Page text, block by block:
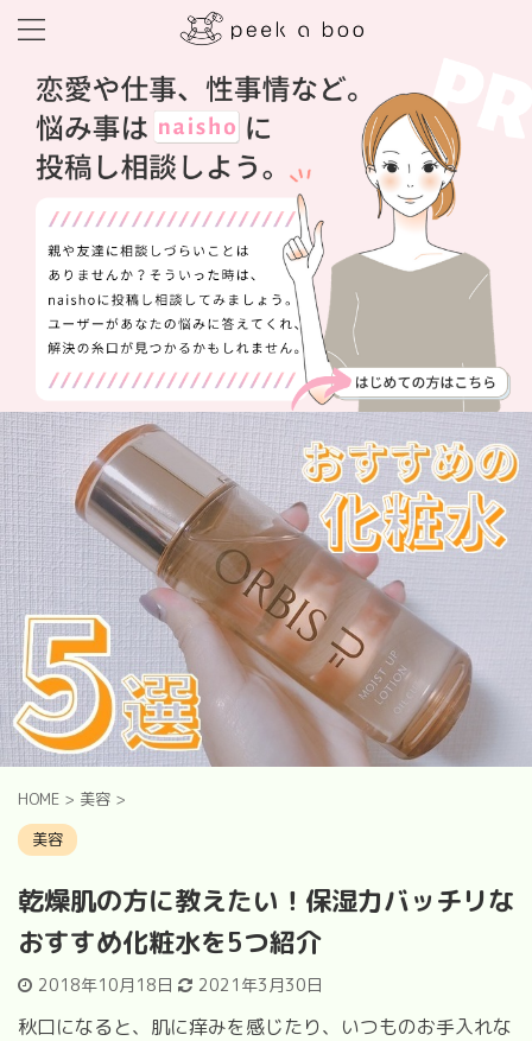
HOME > 美容 >
美容
乾燥肌の方に教えたい！保湿力バッチリな
おすすめ化粧水を5つ紹介
2018年10月18日 2021年3月30日
秋口になると、肌に痒みを感じたり、いつものお手入れな